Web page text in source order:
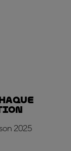
2025